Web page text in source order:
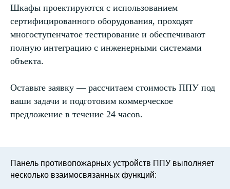
Шкафы проектируются с использованием
сертифицированного оборудования, проходят
многоступенчатое тестирование и обеспечивают
полную интеграцию с инженерными системами
объекта.
Оставьте заявку — рассчитаем стоимость ППУ под
ваши задачи и подготовим коммерческое
предложение в течение 24 часов.
Панель противопожарных устройств ППУ выполняет
несколько взаимосвязанных функций: